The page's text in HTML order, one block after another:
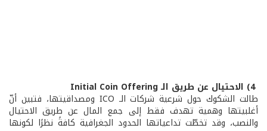
4) الاحتيال عن طريق الـ Initial Coin Offering
طالت الشكوك حول شرعية شركات الـ ICO ومصداقيتها، فتبين أنّ
أغلبيتها وهمية تهدف فقط إلى جمع المال عن طريق الاحتيال
والنصب، وقد تخطّت تداعياتها الحدود الجغرافية كافةً نظرًا لكونها